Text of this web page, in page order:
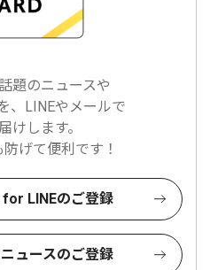
題のニュースや
、LINEやメールで
けします。
げて便利です！
LINEのご登録
ュースのご登録